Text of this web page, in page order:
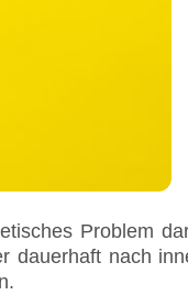
Problem
dauerhaft nach